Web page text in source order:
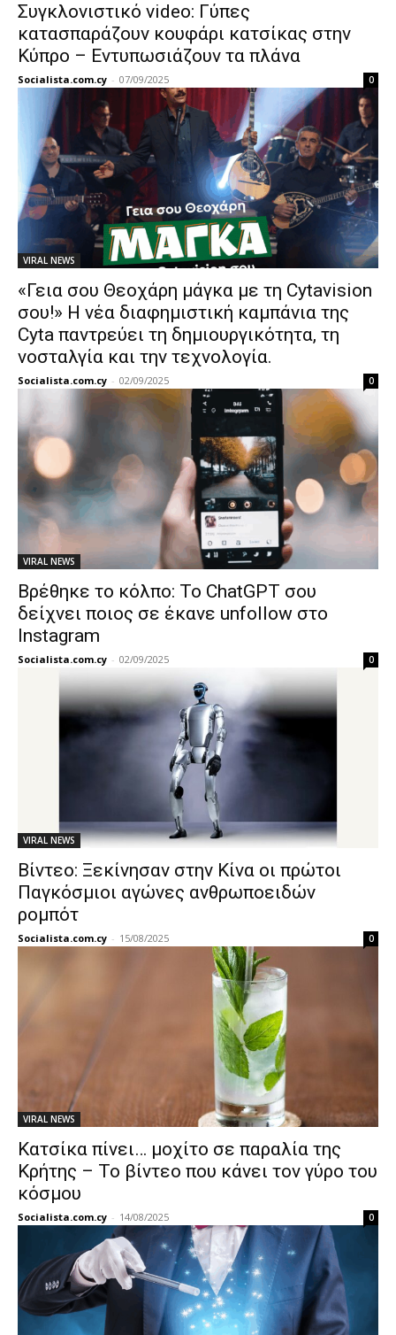
Συγκλονιστικό video: Γύπες
κατασπαράζουν κουφάρι κατσίκας στην
Κύπρο – Εντυπωσιάζουν τα πλάνα
Socialista.com.cy - 07/09/2025 0
VIRAL NEWS
«Γεια σου Θεοχάρη μάγκα με τη Cytavision
σου!» Η νέα διαφημιστική καμπάνια της
Cyta παντρεύει τη δημιουργικότητα, τη
νοσταλγία και την τεχνολογία.
Socialista.com.cy - 02/09/2025 0
VIRAL NEWS
Βρέθηκε το κόλπο: Το ChatGPT σου
δείχνει ποιος σε έκανε unfollow στο
Instagram
Socialista.com.cy - 02/09/2025 0
VIRAL NEWS
Βίντεο: Ξεκίνησαν στην Κίνα οι πρώτοι
Παγκόσμιοι αγώνες ανθρωποειδών
ρομπότ
Socialista.com.cy - 15/08/2025 0
VIRAL NEWS
Κατσίκα πίνει… μοχίτο σε παραλία της
Κρήτης – Το βίντεο που κάνει τον γύρο του
κόσμου
Socialista.com.cy - 14/08/2025 0